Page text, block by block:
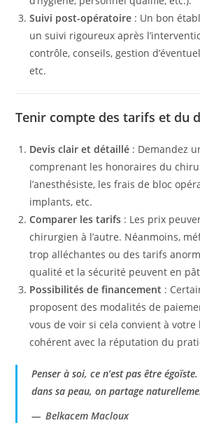
Suivi post-opératoire : Un bon
un suivi rigoureux après
contrôle, conseils, gestion
etc.
Tenir compte des tarifs et du
Devis clair et détaillé : Demandez
comprenant les honoraires du
l’anesthésiste, les frais de bloc
implants, etc.
Comparer les tarifs : Les prix
chirurgien à l’autre. Néanmoins,
trop alléchantes ou des tarifs
qualité et la sécurité peuvent en
Possibilités de financement :
proposent des modalités de
vous de voir si cela convient à
cohérent avec la réputation du
Penser à soi, ce n’est pas être
dans sa peau, on partage
Belkacem Macloux